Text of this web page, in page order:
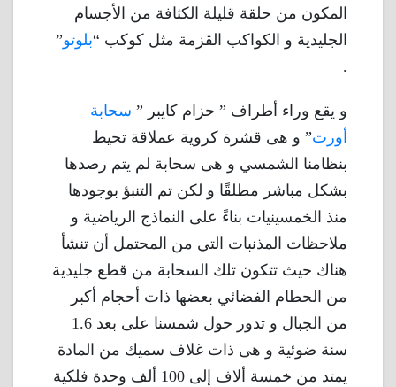
المكون من حلقة قليلة الكثافة من الأجسام
الجليدية و الكواكب القزمة مثل كوكب “بلوتو”
.
و يقع وراء أطراف ” حزام كايبر ” سحابة
أورت” و هى قشرة كروية عملاقة تحيط
بنظامنا الشمسي و هى سحابة لم يتم رصدها
بشكل مباشر مطلقًا و لكن تم التنبؤ بوجودها
منذ الخمسينيات بناءً على النماذج الرياضية و
ملاحظات المذنبات التي من المحتمل أن تنشأ
هناك حيث تتكون تلك السحابة من قطع جليدية
من الحطام الفضائي بعضها ذات أحجام أكبر
من الجبال و تدور حول شمسنا على بعد 1.6
سنة ضوئية و هى ذات غلاف سميك من المادة
يمتد من خمسة ألاف إلى 100 ألف وحدة فلكية